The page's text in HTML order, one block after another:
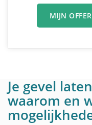
MIJN
Je gevel
waarom en